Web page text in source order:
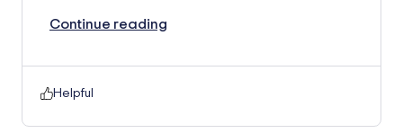
Continue reading
Helpful